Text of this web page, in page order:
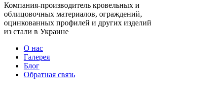
Компания-производитель кровельных и
облицовочных материалов, ограждений,
оцинкованных профилей и других изделий
из стали в Украине
О нас
Галерея
Блог
Обратная связь